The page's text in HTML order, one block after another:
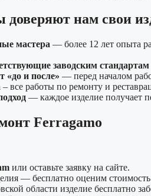
нам свои
мастера — более 12 лет опыта
заводским стандартам
«до и после» — перед началом
– все работы по ремонту и
— каждое изделие получает
Ferragamo
или оставьте заявку на сайте.
— бесплатно оценим
области изделие бесплатно